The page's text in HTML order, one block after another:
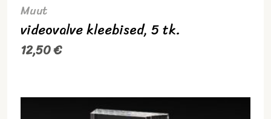
Muut
videovalve kleebised, 5 tk.
12,50€